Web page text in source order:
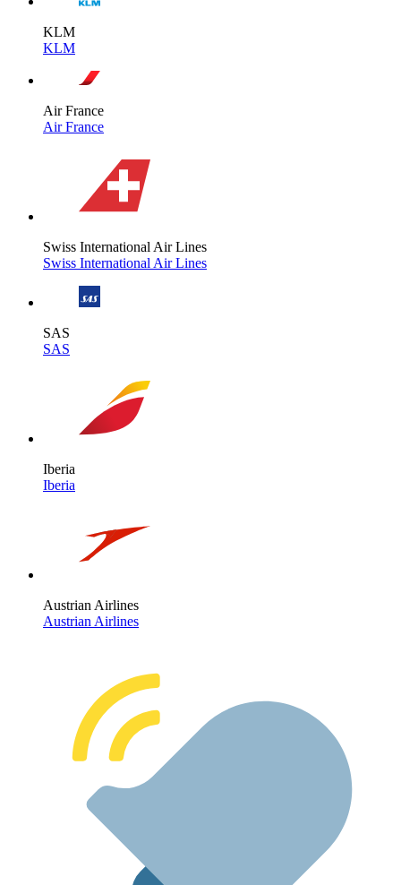
KLM
KLM
Air France
Air France
Swiss International Air Lines
Swiss International Air Lines
SAS
SAS
Iberia
Iberia
Austrian Airlines
Austrian Airlines